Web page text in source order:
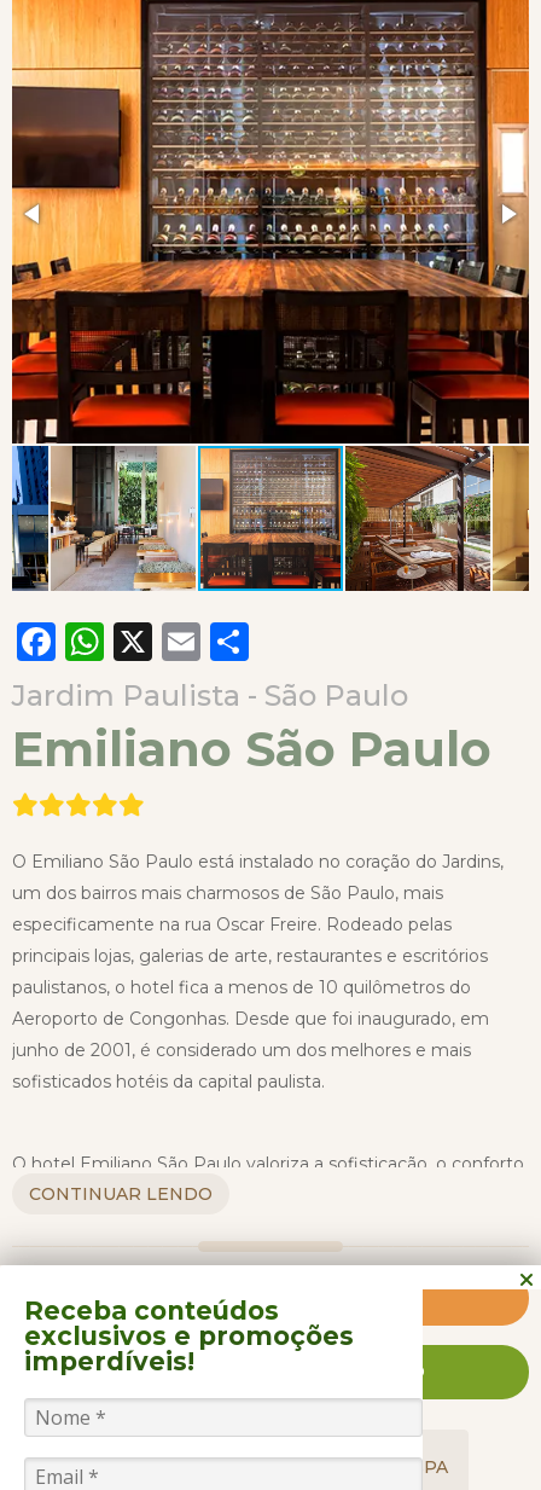
Facebook
WhatsApp
X Email
Jardim Paulista - São Paulo
Emiliano São Paulo
O Emiliano São Paulo está instalado no coração do Jardins,
um dos bairros mais charmosos de São Paulo, mais
especificamente na rua Oscar Freire. Rodeado pelas
principais lojas, galerias de arte, restaurantes e escritórios
paulistanos, o hotel fica a menos de 10 quilômetros do
Aeroporto de Congonhas. Desde que foi inaugurado, em
junho de 2001, é considerado um dos melhores e mais
sofisticados hotéis da capital paulista.
O hotel Emiliano São Paulo valoriza a sofisticação, o conforto
e a hospitalidade para proporcionar uma experiência
restaurante dedicado à culinária italiana e dois bares. Além do
Room Service, Business Center e Fitness Center que
funcionam 24 horas por dia - assim, o hóspede tem mais
mimos como uma garrafa de vinho tinto, frutas da estação e
CONTINUAR LENDO
Clique e saiba mais
FALE CONOSCO AGORA MESMO
GASTRONOMIA SPA
Receba conteúdos
exclusivos e promoções
imperdíveis!